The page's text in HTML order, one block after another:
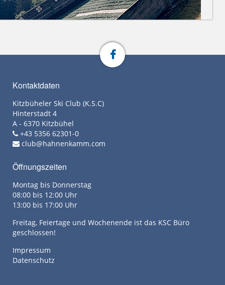
Kontaktdaten
Kitzbüheler Ski Club (K.S.C)
Hinterstadt 4
A - 6370 Kitzbühel
+43 5356 62301-0
club@hahnenkamm.com
Öffnungszeiten
Montag bis Donnerstag
08:00 bis 12:00 Uhr
13:00 bis 17:00 Uhr
Freitag, Feiertage und Wochenende ist das KSC Büro
geschlossen!
Impressum
Datenschutz